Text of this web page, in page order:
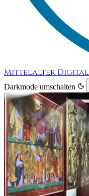
Mittelalter Digital
Darkmode umschalten